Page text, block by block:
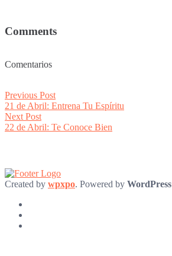
Comments
Comentarios
Post
navigation
Previous PostPrevious
post:
21 de Abril: Entrena Tu Espíritu
Next PostNext
post:
22 de Abril: Te Conoce Bien
Created by wpxpo. Powered by WordPress